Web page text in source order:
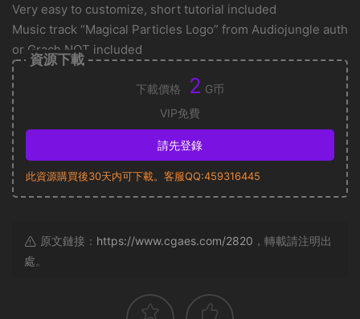
Very easy to customize, short tutorial included
Music track “Magical Particles Logo” from Audiojungle auth
or Grach NOT included
資源下載
下載價格 2 G币
VIP免費
請先登錄
此資源購買後30天内可下載。客服QQ:459316445
原文鏈接： https://www.cgaes.com/2820 ，轉載請注明出
處。